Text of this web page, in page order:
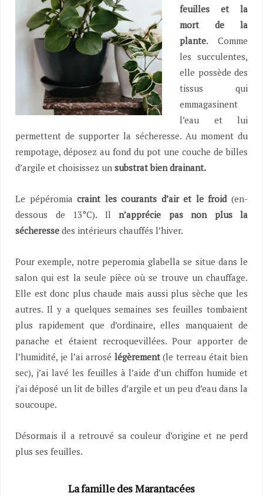
feuilles et la
mort de la
plante. Comme
les succulentes,
elle possède des
tissus qui
emmagasinent
l’eau et lui
permettent de supporter la sécheresse. Au moment du
rempotage, déposez au fond du pot une couche de billes
d’argile et choisissez un substrat bien drainant.
Le pépéromiacraint les courants d’air et le froid(en-
dessous de 13°C). Il n’apprécie pas non plus la
sécheresse des intérieurs chauffés l’hiver.
Pour exemple, notre peperomia glabella se situe dans le
salon qui est la seule pièce où se trouve un chauffage.
Elle est donc plus chaude mais aussi plus sèche que les
autres. Il y a quelques semaines ses feuilles tombaient
plus rapidement que d’ordinaire, elles manquaient de
panache et étaient recroquevillées. Pour apporter de
l’humidité, je l’ai arrosé légèrement(le terreau était bien
sec), j’ai lavé les feuilles à l’aide d’un chiffon humide et
j’ai déposé un lit de billes d’argile et un peu d’eau dans la
soucoupe.
Désormais il a retrouvé sa couleur d’origine et ne perd
plus ses feuilles.
La famille desMarantacées